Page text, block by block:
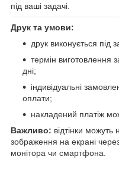
під ваші задачі.
Друк та умови:
друк виконується під
термін виготовлення
дні;
індивідуальні
оплати;
накладений платіж
Важливо: відтінки можуть
зображення на екрані
монітора чи смартфона.